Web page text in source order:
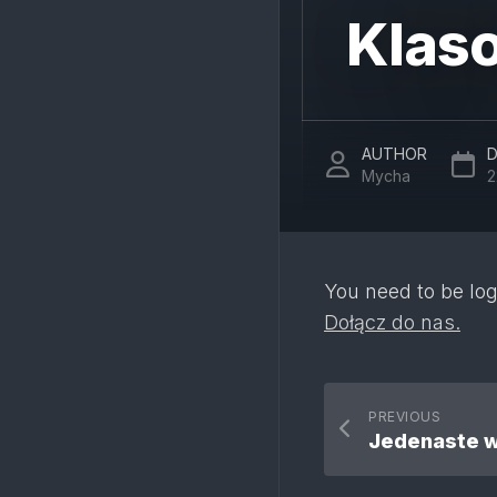
AUTHOR
Mycha
You need to be
Dołącz do nas.
PREVIOUS
Jedenaste